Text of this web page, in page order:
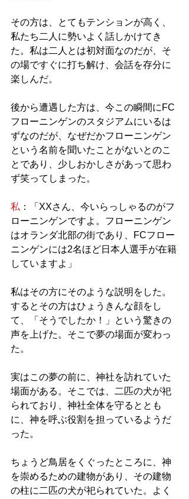
その方は、とてもテンションが高く、
私たち二人に勢いよく話しかけてき
た。私は二人とは初対面なのだが、そ
の場ですぐに打ち解け、会話を存分に
楽しんだ。
後から遭遇した方は、今この瞬間にFC
フローニンゲンのスタジアムにいるは
ずなのだが、なぜだかフローニンゲン
という名前を聞いたことがないとのこ
とであり、少しおかしさがあって思わ
ず笑ってしまった。
私 ：「XXさん、今いらっしゃるのがフ
ローニンゲンですよ。フローニンゲン
はオランダ北部の街であり、FCフロー
ニンゲンには2名ほど日本人選手が在籍
していますよ」
私はその方にそのような説明をした。
するとその方はひょうきんな顔をし
て、「そうでしたか！」という驚きの
声を上げた。そこで夢の場面が変わっ
た。
実はこの夢の前に、神社を訪れていた
場面がある。そこでは、二匹の犬が祀
られており、神社全体を守るととも
に、神を呼ぶ役割を担っているようだ
った。
ちょうど鳥居をくぐったところに、神
を崇めるための建物があり、その建物
の柱に二匹の犬が祀られていた。よく